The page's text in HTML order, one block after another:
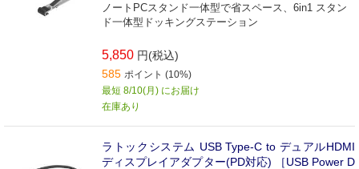
ノートPCスタンド一体型で省スペース、6in1 スタン
ド一体型ドッキングステーション
5,850 円(税込)
585 ポイント (10%)
最短 8/10(月) にお届け
在庫あり
ラトックシステム USB Type-C to デュアルHDMI
ディスプレイアダプター(PD対応) ［USB Power D